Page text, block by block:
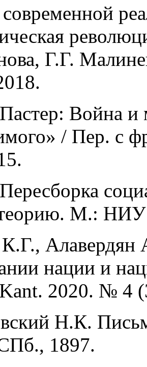
Г.Г.
Война
/ Пер. с
теорию. М.:
Алавердян
нации и
Kant. 2020. № 4
Н.К.
1897.